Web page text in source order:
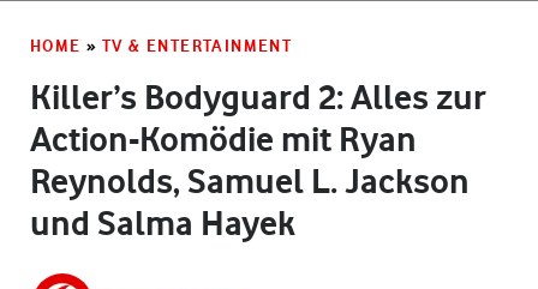
HOME » TV & ENTERTAINMENT
Killer’s Bodyguard 2: Alles zur
Action-Komödie mit Ryan
Reynolds, Samuel L. Jackson
und Salma Hayek